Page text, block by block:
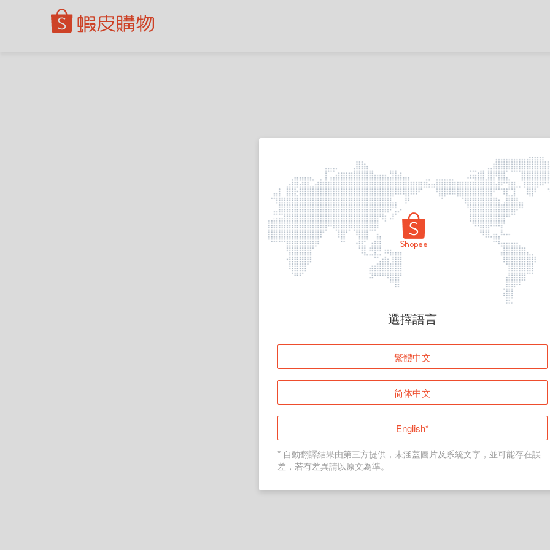
頁面無法顯示
登入
返回首頁
選擇語言
繁體中文
简体中文
English*
* 自動翻譯結果由第三方提供，未涵蓋圖片及系統文字，並可能存在誤
差，若有差異請以原文為準。